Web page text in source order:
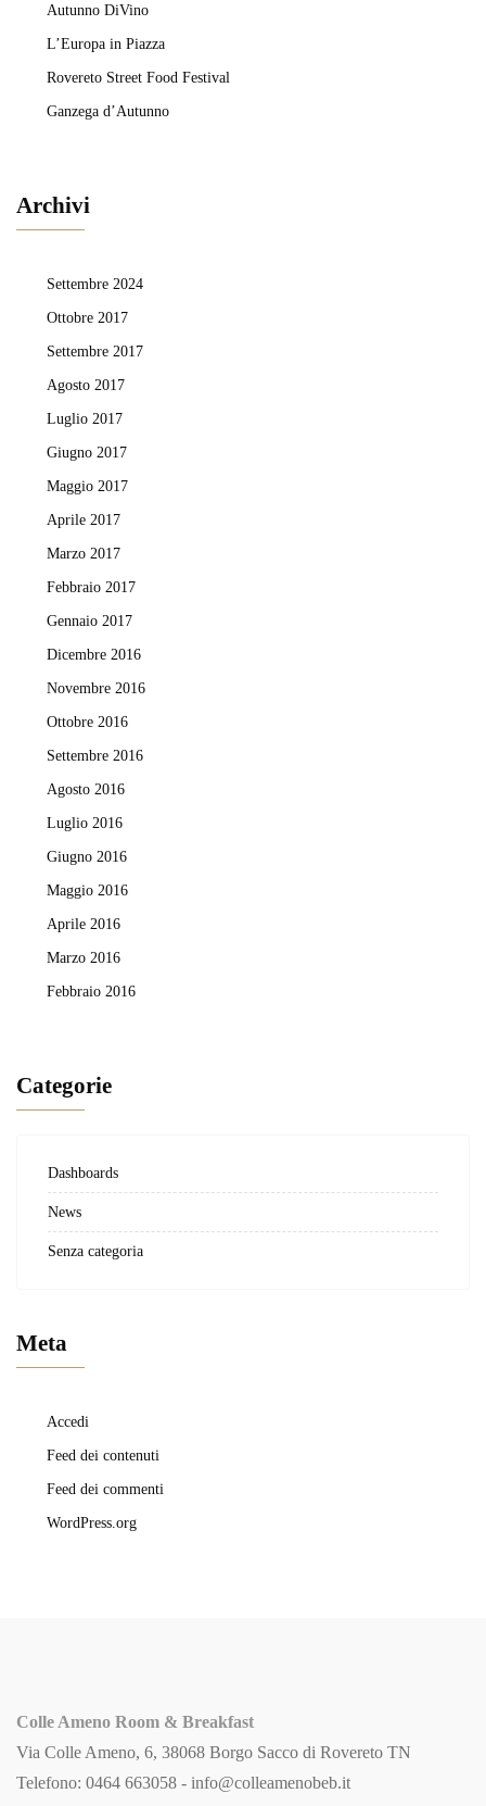
Autunno DiVino
L’Europa in Piazza
Rovereto Street Food Festival
Ganzega d’Autunno
Archivi
Settembre 2024
Ottobre 2017
Settembre 2017
Agosto 2017
Luglio 2017
Giugno 2017
Maggio 2017
Aprile 2017
Marzo 2017
Febbraio 2017
Gennaio 2017
Dicembre 2016
Novembre 2016
Ottobre 2016
Settembre 2016
Agosto 2016
Luglio 2016
Giugno 2016
Maggio 2016
Aprile 2016
Marzo 2016
Febbraio 2016
Categorie
Dashboards
News
Senza categoria
Meta
Accedi
Feed dei contenuti
Feed dei commenti
WordPress.org
Colle Ameno Room & Breakfast
Via Colle Ameno, 6, 38068 Borgo Sacco di Rovereto TN
Telefono: 0464 663058 - info@colleamenobeb.it